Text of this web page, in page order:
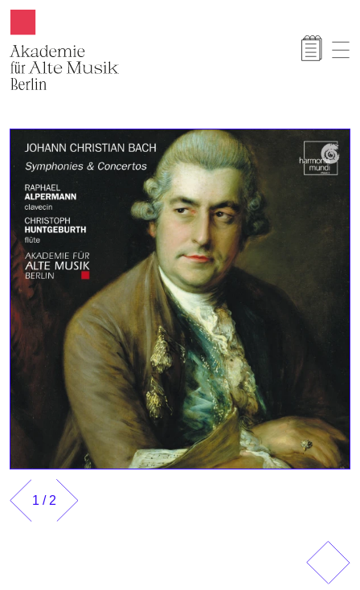
1 / 2